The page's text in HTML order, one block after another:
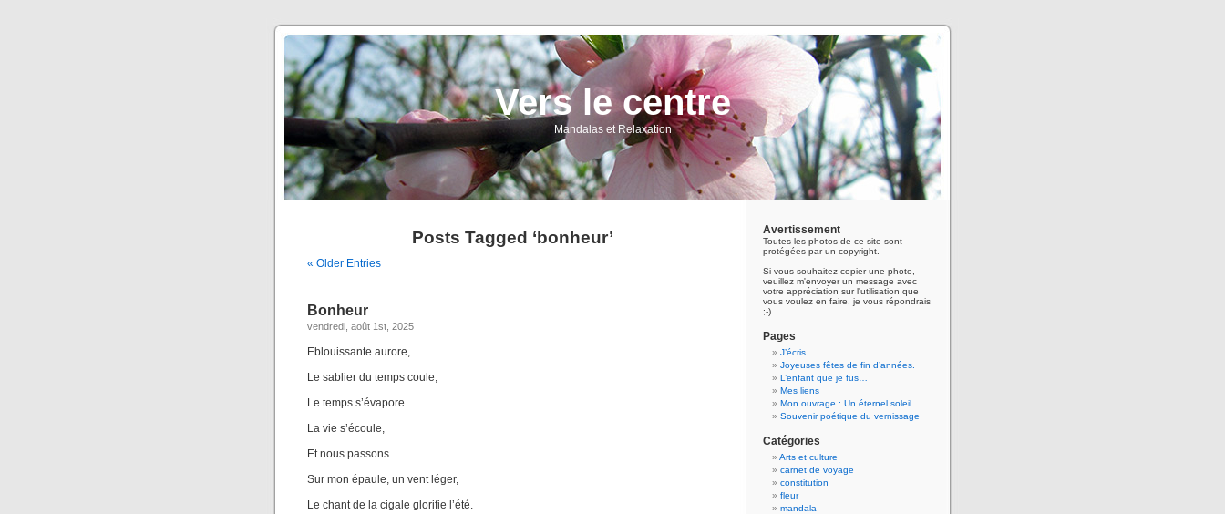
Vers le centre
Mandalas et Relaxation
Posts Tagged ‘bonheur’
« Older Entries
Bonheur
vendredi, août 1st, 2025
Eblouissante aurore,
Le sablier du temps coule,
Le temps s’évapore
La vie s’écoule,
Et nous passons.
Sur mon épaule, un vent léger,
Le chant de la cigale glorifie l’été.
Avertissement
Toutes les photos de ce site sont
protégées par un copyright.
Si vous souhaitez copier une photo,
veuillez m'envoyer un message avec
votre appréciation sur l'utilisation que
vous voulez en faire, je vous répondrais
;-)
Pages
J’écris…
Joyeuses fêtes de fin d’années.
L’enfant que je fus…
Mes liens
Mon ouvrage : Un éternel soleil
Souvenir poétique du vernissage
Catégories
Arts et culture
carnet de voyage
constitution
fleur
mandala